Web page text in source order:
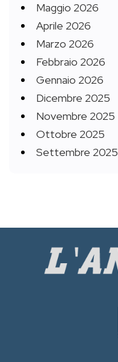
Maggio 2026
Aprile 2026
Marzo 2026
Febbraio 2026
Gennaio 2026
Dicembre 2025
Novembre 2025
Ottobre 2025
Settembre 2025